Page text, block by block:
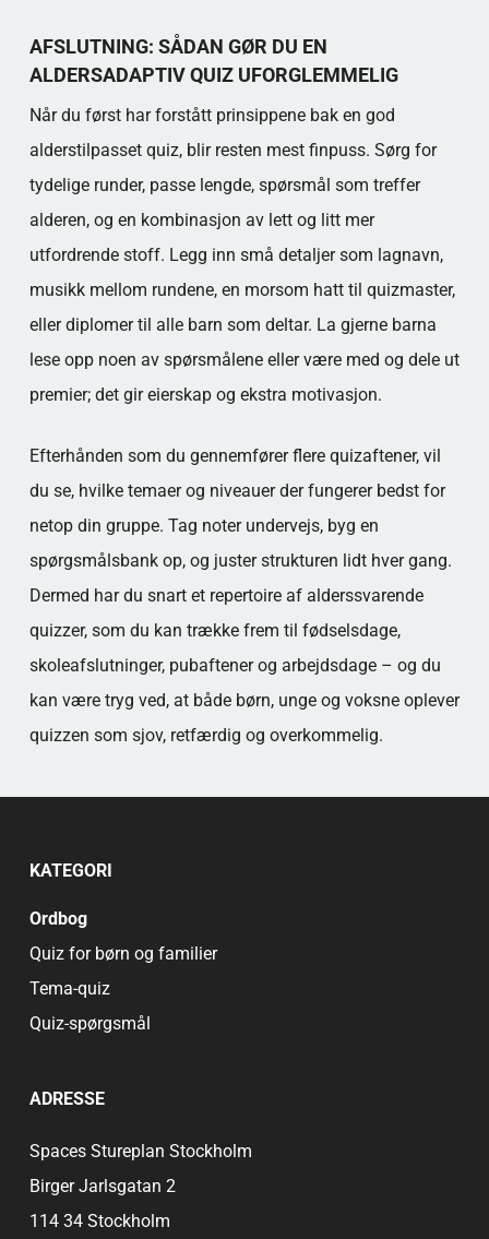
AFSLUTNING: SÅDAN GØR DU EN
ALDERSADAPTIV QUIZ UFORGLEMMELIG
Når du først har forstått prinsippene bak en god
alderstilpasset quiz, blir resten mest finpuss. Sørg for
tydelige runder, passe lengde, spørsmål som treffer
alderen, og en kombinasjon av lett og litt mer
utfordrende stoff. Legg inn små detaljer som lagnavn,
musikk mellom rundene, en morsom hatt til quizmaster,
eller diplomer til alle barn som deltar. La gjerne barna
lese opp noen av spørsmålene eller være med og dele ut
premier; det gir eierskap og ekstra motivasjon.
Efterhånden som du gennemfører flere quizaftener, vil
du se, hvilke temaer og niveauer der fungerer bedst for
netop din gruppe. Tag noter undervejs, byg en
spørgsmålsbank op, og juster strukturen lidt hver gang.
Dermed har du snart et repertoire af alderssvarende
quizzer, som du kan trække frem til fødselsdage,
skoleafslutninger, pubaftener og arbejdsdage – og du
kan være tryg ved, at både børn, unge og voksne oplever
quizzen som sjov, retfærdig og overkommelig.
KATEGORI
Ordbog
Quiz for børn og familier
Tema-quiz
Quiz-spørgsmål
ADRESSE
Spaces Stureplan Stockholm
Birger Jarlsgatan 2
114 34 Stockholm